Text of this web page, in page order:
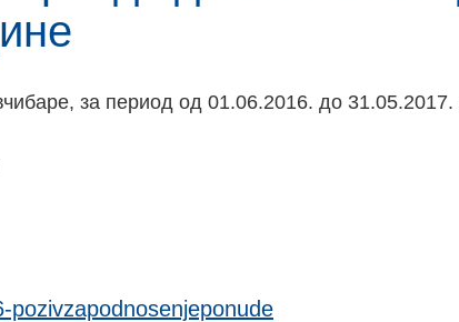
за период од 01.06.2016. до 31.05.2017.
pozivzapodnosenjeponude